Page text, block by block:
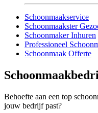
Schoonmaakservice
Schoonmaakster
Schoonmaker Inhuren
Professioneel
Schoonmaak Offerte
Behoefte aan een top
jouw bedrijf past?